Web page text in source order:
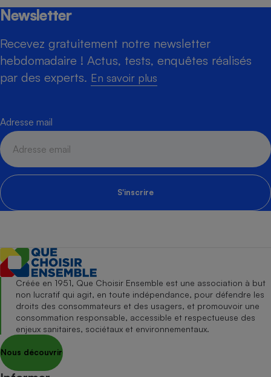
Newsletter
Recevez gratuitement notre newsletter
hebdomadaire ! Actus, tests, enquêtes réalisés
par des experts. En savoir plus
Adresse mail
S'inscrire
Créée en 1951, Que Choisir Ensemble est une association à but
non lucratif qui agit, en toute indépendance, pour défendre les
droits des consommateurs et des usagers, et promouvoir une
consommation responsable, accessible et respectueuse des
enjeux sanitaires, sociétaux et environnementaux.
Nous découvrir